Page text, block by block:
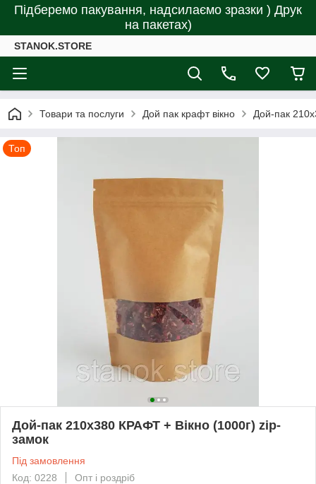
Підберемо пакування, надсилаємо зразки ) Друк
на пакетах)
STANOK.STORE
Товари та послуги Дой пак крафт вікно Дой-пак
Топ
Дой-пак 210х380 КРАФТ + Вікно (1000г) zip-
замок
Під замовлення
Код: 0228
Опт і роздріб